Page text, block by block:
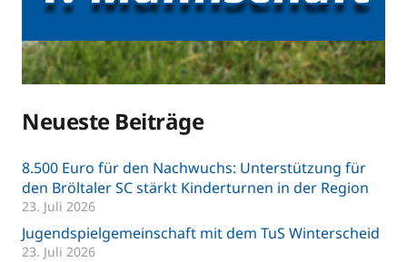
Neueste Beiträge
8.500 Euro für den Nachwuchs: Unterstützung für
den Bröltaler SC stärkt Kinderturnen in der Region
23. Juli 2026
Jugendspielgemeinschaft mit dem TuS Winterscheid
23. Juli 2026